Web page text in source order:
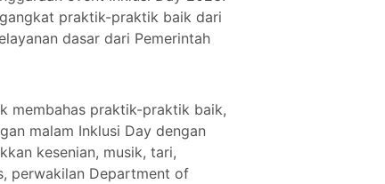
praktik-praktik baik dari
dasar dari Pemerintah
membahas praktik-praktik baik,
malam Inklusi Day dengan
kesenian, musik, tari,
perwakilan Department of